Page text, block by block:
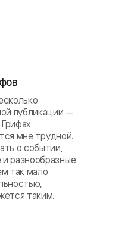
публикации —
мне трудной.
о событии,
разнообразные
так мало
таким...